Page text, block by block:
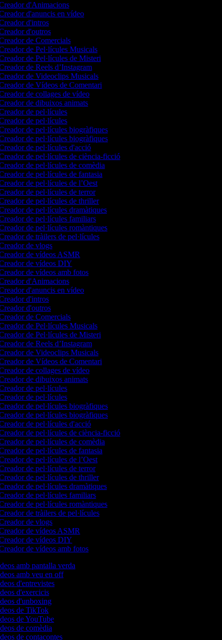
d'Animacions
d'anuncis en vídeo
d'intros
d'outros
de Comercials
de Pel·lícules Musicals
de Pel·lícules de Misteri
de Reels d’Instagram
de Videoclips Musicals
de Vídeos de Comentari
de collages de vídeo
de dibuixos animats
de pel·lícules
de pel·lícules
de pel·lícules biogràfiques
de pel·lícules biogràfiques
de pel·lícules d'acció
de pel·lícules de ciència-ficció
de pel·lícules de comèdia
de pel·lícules de fantasia
de pel·lícules de l’Oest
de pel·lícules de terror
de pel·lícules de thriller
de pel·lícules dramàtiques
de pel·lícules familiars
de pel·lícules romàntiques
de tràilers de pel·lícules
de vlogs
de vídeos ASMR
de vídeos DIY
de vídeos amb fotos
d'Animacions
d'anuncis en vídeo
d'intros
d'outros
de Comercials
de Pel·lícules Musicals
de Pel·lícules de Misteri
de Reels d’Instagram
de Videoclips Musicals
de Vídeos de Comentari
de collages de vídeo
de dibuixos animats
de pel·lícules
de pel·lícules
de pel·lícules biogràfiques
de pel·lícules biogràfiques
de pel·lícules d'acció
de pel·lícules de ciència-ficció
de pel·lícules de comèdia
de pel·lícules de fantasia
de pel·lícules de l’Oest
de pel·lícules de terror
de pel·lícules de thriller
de pel·lícules dramàtiques
de pel·lícules familiars
de pel·lícules romàntiques
de tràilers de pel·lícules
de vlogs
de vídeos ASMR
de vídeos DIY
de vídeos amb fotos
amb pantalla verda
amb veu en off
d'entrevistes
d'exercicis
d'unboxing
de TikTok
de YouTube
de comèdia
de contacontes